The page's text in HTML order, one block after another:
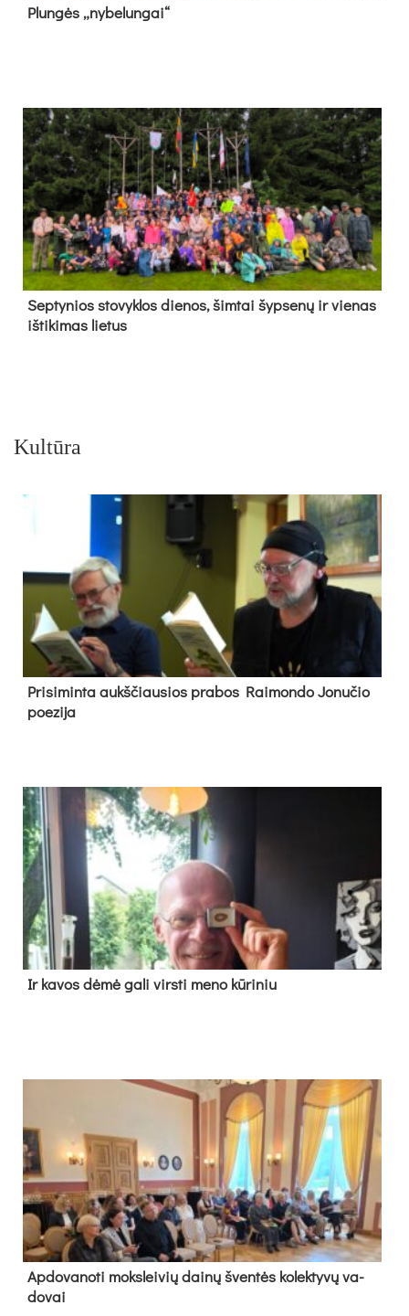
Plun­gės „ny­be­lun­gai“
Sep­ty­nios sto­vyk­los die­nos, šim­tai šyp­se­nų ir vie­nas
iš­ti­ki­mas lie­tus
Kultūra
Pri­si­min­ta aukš­čiau­sios pra­bos Rai­mon­do Jo­nu­čio
poe­zi­ja
Ir ka­vos dė­mė ga­li virs­ti me­no kū­ri­niu
Ap­do­va­no­ti moks­lei­vių dai­nų šven­tės ko­lek­ty­vų va­
do­vai